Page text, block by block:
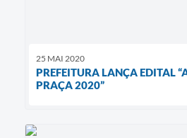
25 MAI 2020
PREFEITURA LANÇA EDITAL
PRAÇA 2020”